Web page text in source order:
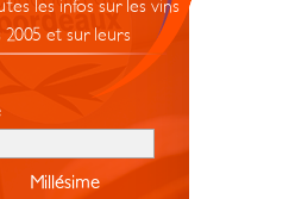
les infos sur les vins
2005 et sur leurs
Millésime